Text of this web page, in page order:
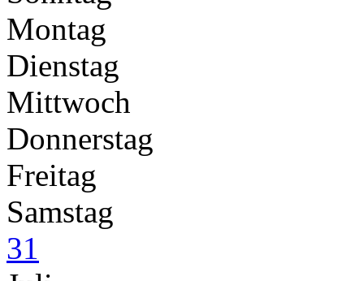
Montag
Dienstag
Mittwoch
Donnerstag
Freitag
Samstag
31